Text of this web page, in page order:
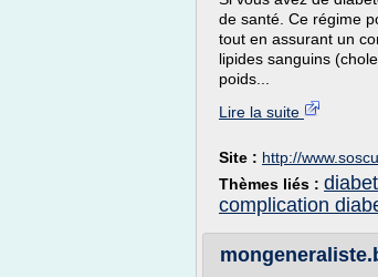
de santé. Ce régime
tout en assurant un
lipides sanguins
poids...
Lire la suite
Site : http://
Thèmes liés :
complication